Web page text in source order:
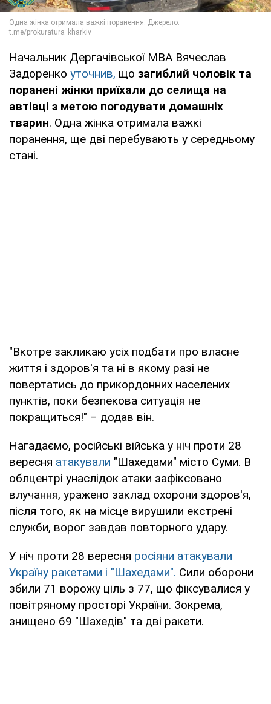
Начальник Дергачівської МВА Вячеслав
Задоренко уточнив, що загиблий чоловік та
поранені жінки приїхали до селища на
автівці з метою погодувати домашніх
тварин. Одна жінка отримала важкі
поранення, ще дві перебувають у середньому
стані.
"Вкотре закликаю усіх подбати про власне
життя і здоров'я та ні в якому разі не
повертатись до прикордонних населених
пунктів, поки безпекова ситуація не
покращиться!" – додав він.
Нагадаємо, російські війська у ніч проти 28
вересня атакували "Шахедами" місто Суми. В
облцентрі унаслідок атаки зафіксовано
влучання, уражено заклад охорони здоров'я,
після того, як на місце вирушили екстрені
служби, ворог завдав повторного удару.
У ніч проти 28 вересня росіяни атакували
Україну ракетами і "Шахедами". Сили оборони
збили 71 ворожу ціль з 77, що фіксувалися у
повітряному просторі України. Зокрема,
знищено 69 "Шахедів" та дві ракети.